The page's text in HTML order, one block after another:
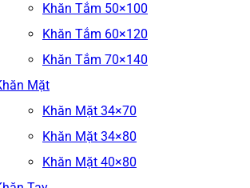
Khăn Tắm 50×100
Khăn Tắm 60×120
Khăn Tắm 70×140
Mặt
Khăn Mặt 34×70
Khăn Mặt 34×80
Khăn Mặt 40×80